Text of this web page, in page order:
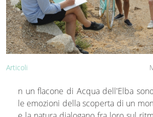
Articoli
n un flacone di Acqua dell'Elba
le emozioni della scoperta di un